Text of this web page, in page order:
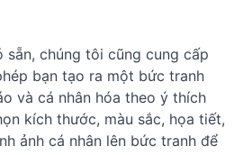
sẵn, chúng tôi cũng cung cấp
bạn tạo ra một bức tranh
và cá nhân hóa theo ý thích
kích thước, màu sắc, họa tiết,
ảnh cá nhân lên bức tranh để